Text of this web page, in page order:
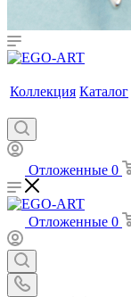
Коллекция Каталог
Отложенные 0
Отложенные 0